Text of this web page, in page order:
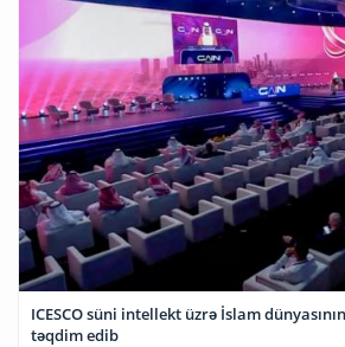
ICESCO süni intellekt üzrə İslam
təqdim edib